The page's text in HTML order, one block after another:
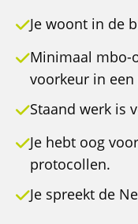
Je woont in de
Minimaal mbo-
voorkeur in
Staand werk is
Je hebt oog
protocollen.
Je spreekt de